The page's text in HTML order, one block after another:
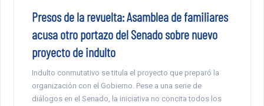
Presos de la revuelta: Asamblea de familiares
acusa otro portazo del Senado sobre nuevo
proyecto de indulto
Indulto conmutativo se titula el proyecto que preparó la
organización con el Gobierno. Pese a una serie de
diálogos en el Senado, la iniciativa no concita todos los